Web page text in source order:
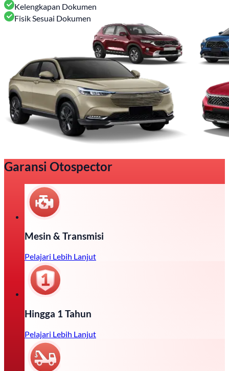
Kelengkapan Dokumen
Fisik Sesuai Dokumen
Garansi Otospector
Mesin & Transmisi
Pelajari Lebih Lanjut
Hingga 1 Tahun
Pelajari Lebih Lanjut